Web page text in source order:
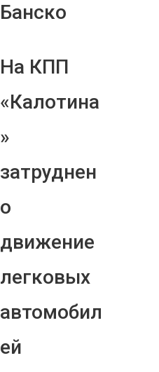
Банско
На КПП
«Калотина
»
затруднен
о
движение
легковых
автомобил
ей